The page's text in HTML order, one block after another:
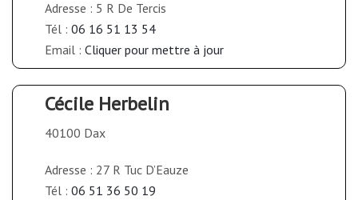
Adresse : 5 R De Tercis
Tél : 06 16 51 13 54
Email : Cliquer pour mettre à jour
Cécile Herbelin
40100 Dax
Adresse : 27 R Tuc D’Eauze
Tél : 06 51 36 50 19